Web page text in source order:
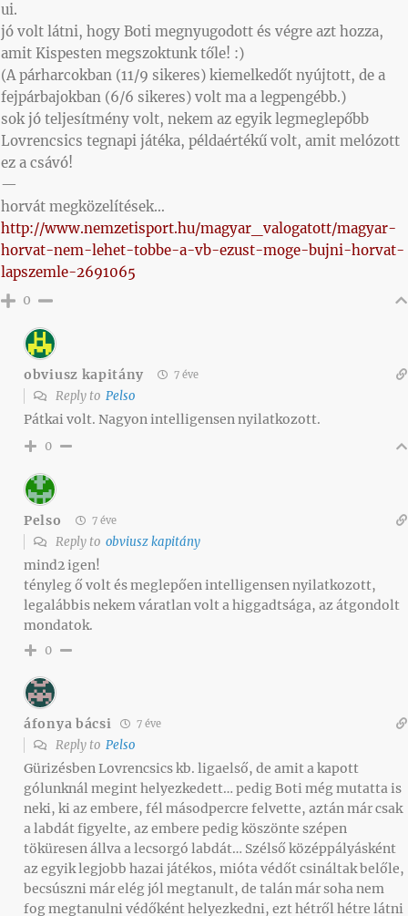
ui.
jó volt látni, hogy Boti megnyugodott és végre azt hozza,
amit Kispesten megszoktunk tőle! :)
(A párharcokban (11/9 sikeres) kiemelkedőt nyújtott, de a
fejpárbajokban (6/6 sikeres) volt ma a legpengébb.)
sok jó teljesítmény volt, nekem az egyik legmeglepőbb
Lovrencsics tegnapi játéka, példaértékű volt, amit melózott
ez a csávó!
—
horvát megközelítések…
http://www.nemzetisport.hu/magyar_valogatott/magyar-
horvat-nem-lehet-tobbe-a-vb-ezust-moge-bujni-horvat-
lapszemle-2691065
0
obviusz kapitány 7 éve
Reply to Pelso
Pátkai volt. Nagyon intelligensen nyilatkozott.
0
Pelso 7 éve
Reply to obviusz kapitány
mind2 igen!
tényleg ő volt és meglepően intelligensen nyilatkozott,
legalábbis nekem váratlan volt a higgadtsága, az átgondolt
mondatok.
0
áfonya bácsi 7 éve
Reply to Pelso
Gürizésben Lovrencsics kb. ligaelső, de amit a kapott
gólunknál megint helyezkedett… pedig Boti még mutatta is
neki, ki az embere, fél másodpercre felvette, aztán már csak
a labdát figyelte, az embere pedig köszönte szépen
töküresen állva a lecsorgó labdát… Szélső középpályásként
az egyik legjobb hazai játékos, mióta védőt csináltak belőle,
becsúszni már elég jól megtanult, de talán már soha nem
fog megtanulni védőként helyezkedni, ezt hétről hétre látni